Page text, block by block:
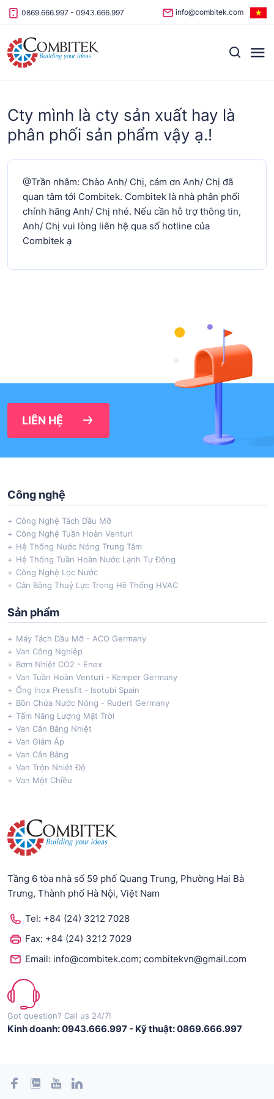
Skip to content
0869.666.997 - 0943.666.997 info@combitek.com
Cty mình là cty sản xuất hay là
phân phối sản phẩm vậy ạ.!
@Trần nhâm: Chào Anh/ Chị, cảm ơn Anh/ Chị đã
quan tâm tới Combitek. Combitek là nhà phân phối
chính hãng Anh/ Chị nhé. Nếu cần hỗ trợ thông tin,
Anh/ Chị vui lòng liên hệ qua số hotline của
Combitek ạ
LIÊN HỆ
Công nghệ
Công Nghệ Tách Dầu Mỡ
Công Nghệ Tuần Hoàn Venturi
Hệ Thống Nước Nóng Trung Tâm
Hệ Thống Tuần Hoàn Nước Lạnh Tự Động
Công Nghệ Lọc Nước
Cân Bằng Thuỷ Lực Trong Hệ Thống HVAC
Sản phẩm
Máy Tách Dầu Mỡ - ACO Germany
Van Công Nghiệp
Bơm Nhiệt CO2 - Enex
Van Tuần Hoàn Venturi - Kemper Germany
Ống Inox Pressfit - Isotubi Spain
Bồn Chứa Nước Nóng - Rudert Germany
Tấm Năng Lượng Mặt Trời
Van Cân Bằng Nhiệt
Van Giảm Áp
Van Cân Bằng
Van Trộn Nhiệt Độ
Van Một Chiều
Tầng 6 tòa nhà số 59 phố Quang Trung, Phường Hai Bà
Trưng, Thành phố Hà Nội, Việt Nam
Tel: +84 (24) 3212 7028
Fax: +84 (24) 3212 7029
Email: info@combitek.com; combitekvn@gmail.com
Got question? Call us 24/7!
Kinh doanh: 0943.666.997 - Kỹ thuật: 0869.666.997